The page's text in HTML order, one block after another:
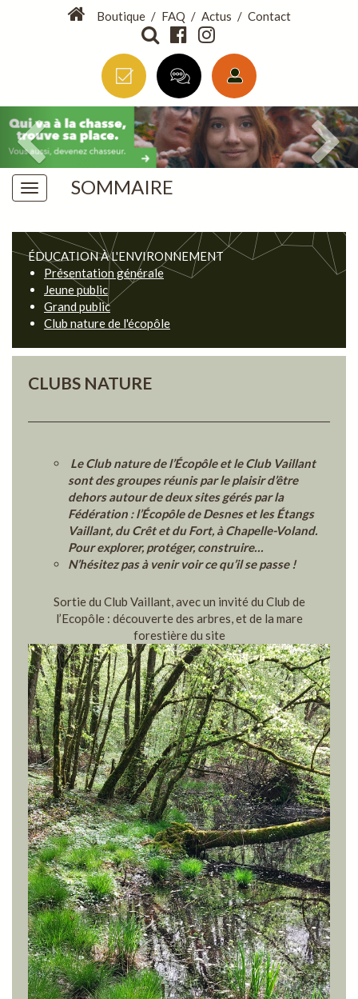
Boutique / FAQ / Actus / Contact
SOMMAIRE
ÉDUCATION À L'ENVIRONNEMENT
Présentation générale
Jeune public
Grand public
Club nature de l'écopôle
CLUBS NATURE
Le Club nature de l’Écopôle et le Club Vaillant
sont des groupes réunis par le plaisir d’être
dehors autour de deux sites gérés par la
Fédération : l’Écopôle de Desnes et les Étangs
Vaillant, du Crêt et du Fort, à Chapelle-Voland.
Pour explorer, protéger, construire…
N’hésitez pas à venir voir ce qu’il se passe !
Sortie du Club Vaillant, avec un invité du Club de
l’Ecopôle : découverte des arbres, et de la mare
forestière du site